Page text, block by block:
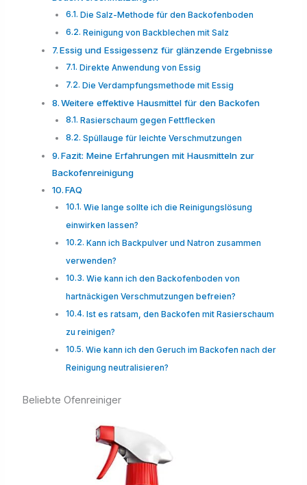
Die Salz-Methode für den Backofenboden
Reinigung von Backblechen mit Salz
Essig und Essigessenz für glänzende Ergebnisse
Direkte Anwendung von Essig
Die Verdampfungsmethode mit Essig
Weitere effektive Hausmittel für den Backofen
Rasierschaum gegen Fettflecken
Spüllauge für leichte Verschmutzungen
Fazit: Meine Erfahrungen mit Hausmitteln zur
Backofenreinigung
FAQ
Wie lange sollte ich die Reinigungslösung
einwirken lassen?
Kann ich Backpulver und Natron zusammen
verwenden?
Wie kann ich den Backofenboden von
hartnäckigen Verschmutzungen befreien?
Ist es ratsam, den Backofen mit Rasierschaum
zu reinigen?
Wie kann ich den Geruch im Backofen nach der
Reinigung neutralisieren?
Beliebte Ofenreiniger